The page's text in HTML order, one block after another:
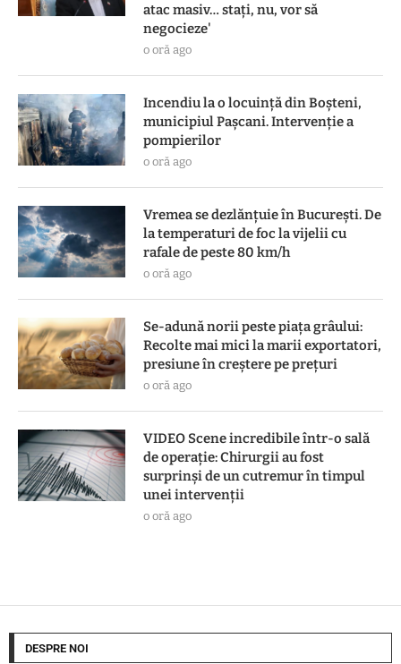
atac masiv… stați, nu, vor să
negocieze'
o oră ago
Incendiu la o locuință din Boșteni,
municipiul Pașcani. Intervenție a
pompierilor
o oră ago
Vremea se dezlănțuie în București. De
la temperaturi de foc la vijelii cu
rafale de peste 80 km/h
o oră ago
Se-adună norii peste piața grâului:
Recolte mai mici la marii exportatori,
presiune în creștere pe prețuri
o oră ago
VIDEO Scene incredibile într-o sală
de operație: Chirurgii au fost
surprinși de un cutremur în timpul
unei intervenții
o oră ago
DESPRE NOI